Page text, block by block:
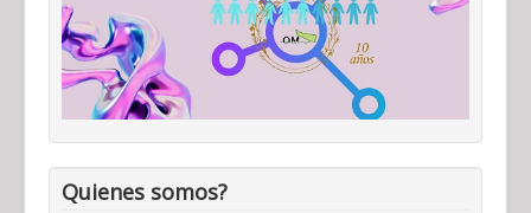
Quienes somos?